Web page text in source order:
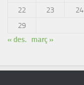
22
23 24
29
« des.
març »